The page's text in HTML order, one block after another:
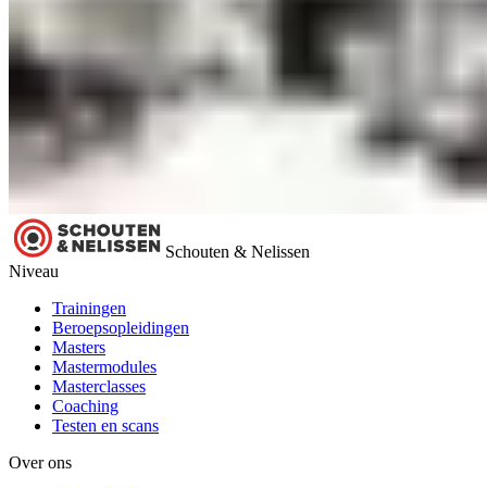
Schouten & Nelissen
Niveau
Trainingen
Beroepsopleidingen
Masters
Mastermodules
Masterclasses
Coaching
Testen en scans
Over ons